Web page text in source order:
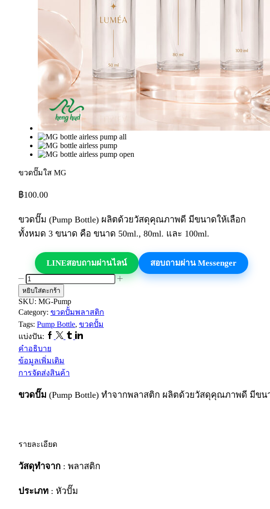
ขวดปั๊มใส MG
฿100.00
ขวดปั๊ม (Pump Bottle) ผลิตด้วยวัสดุคุณภาพดี มีขนาดให้เลือก
ทั้งหมด 3 ขนาด คือ ขนาด 50ml., 80ml. และ 100ml.
LINEสอบถามผ่านไลน์ สอบถามผ่าน Messenger
จำนวน
ขวด
ปั๊ม
ใส
MG
ชิ้น
หยิบใส่ตะกร้า
SKU: MG-Pump
Category: ขวดปั้มพลาสติก
Tags: Pump Bottle, ขวดปั้ม
แบ่งปัน: Facebook
Twitter
TumblrLinkedin
คำอธิบาย
ข้อมูลเพิ่มเติม
การจัดส่งสินค้า
ขวดปั๊ม (Pump Bottle) ทำจากพลาสติก ผลิตด้วยวัสดุคุณภาพดี มีขน
รายละเอียด
วัสดุทำจาก : พลาสติก
ประเภท : หัวปั๊ม